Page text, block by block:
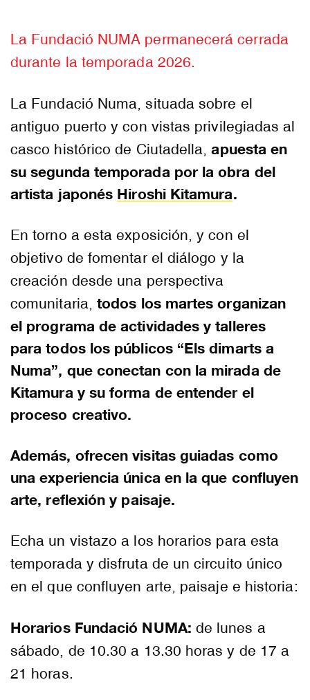
La Fundació NUMA permanecerá cerrada
durante la temporada 2026.
La Fundació Numa, situada sobre el
antiguo puerto y con vistas privilegiadas al
casco histórico de Ciutadella,apuesta en
su segunda temporada por la obra del
artista japonés Hiroshi Kitamura.
En torno a esta exposición, y con el
objetivo de fomentar el diálogo y la
creación desde una perspectiva
comunitaria,todos los martes organizan
el programa de actividades y talleres
para todos los públicos “Els dimarts a
Numa”, que conectan con la mirada de
Kitamura y su forma de entender el
proceso creativo.
Además, ofrecen visitas guiadas como
una experiencia única en la que confluyen
arte, reflexión y paisaje.
Echa un vistazo a los horarios para esta
temporada y disfruta de un circuito único
en el que confluyen arte, paisaje e historia:
Horarios Fundació NUMA: de lunes a
sábado, de 10.30 a 13.30 horas y de 17 a
21 horas.